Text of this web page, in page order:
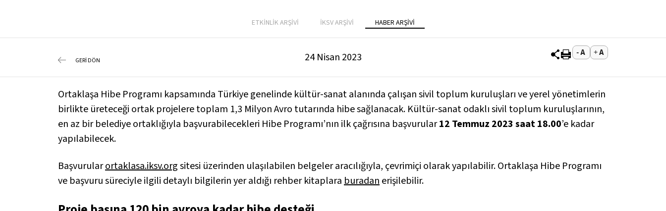
ETKİNLİK ARŞİVİ İKSV ARŞİVİ HABER ARŞİVİ
GERİ DÖN 24 Nisan 2023
Ortaklaşa Hibe Programı kapsamında Türkiye genelinde kültür-sanat alanında çalışan sivil toplum kuruluşları ve yerel yönetimlerin
birlikte üreteceği ortak projelere toplam 1,3 Milyon Avro tutarında hibe sağlanacak. Kültür-sanat odaklı sivil toplum kuruluşlarının,
en az bir belediye ortaklığıyla başvurabilecekleri Hibe Programı’nın ilk çağrısına başvurular12 Temmuz 2023 saat 18.00’e kadar
yapılabilecek.
Başvurularortaklasa.iksv.orgsitesi üzerinden ulaşılabilen belgeler aracılığıyla, çevrimiçi olarak yapılabilir. Ortaklaşa Hibe Programı
ve başvuru süreciyle ilgili detaylı bilgilerin yer aldığı rehber kitaplaraburadanerişilebilir.